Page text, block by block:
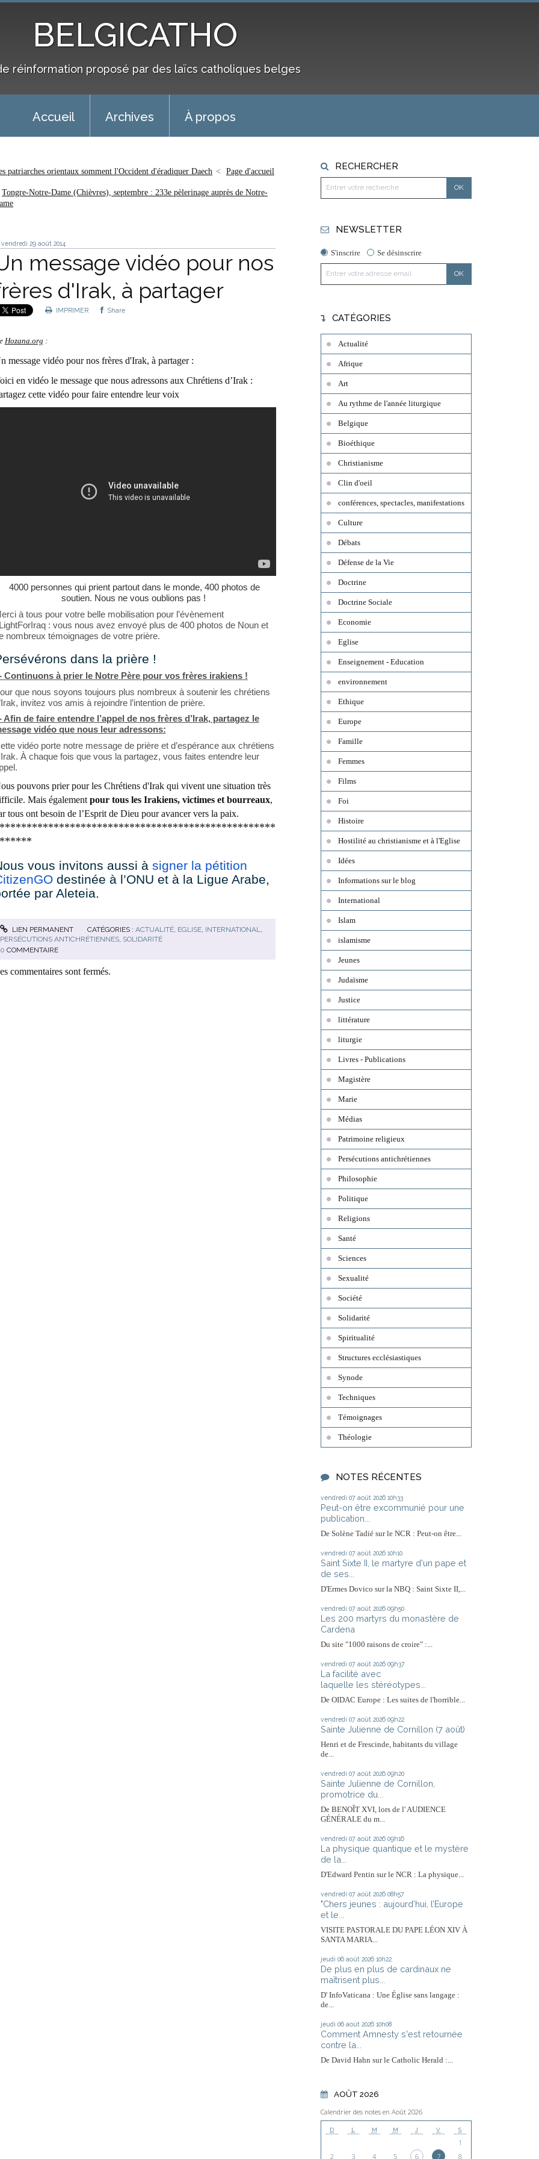
BELGICATHO
réinformation proposé par des laïcs catholiques belges
Accueil Archives À propos
patriarches orientaux somment l'Occident d'éradiquer Daech Page d'accueil
Tongre-Notre-Dame (Chièvres), septembre : 233e pèlerinage auprès de Notre-
vendredi 29 août 2014
message vidéo pour nos
d'Irak, à partager
IMPRIMER Share
Hozana.org :
message vidéo pour nos frères d'Irak, à partager :
en vidéo le message que nous adressons aux Chrétiens d’Irak :
cette vidéo pour faire entendre leur voix
4000 personnes qui prient partout dans le monde, 400 photos de
soutien. Nous ne vous oublions pas !
à tous pour votre belle mobilisation pour l’évènement
: vous nous avez envoyé plus de 400 photos de Noun et
nombreux témoignages de votre prière.
dans la prière !
Continuons à prier le Notre Père pour vos frères irakiens !
que nous soyons toujours plus nombreux à soutenir les chrétiens
invitez vos amis à rejoindre l’intention de prière.
Afin de faire entendre l’appel de nos frères d’Irak, partagez le
vidéo que nous leur adressons:
vidéo porte notre message de prière et d’espérance aux chrétiens
À chaque fois que vous la partagez, vous faites entendre leur
pouvons prier pour les Chrétiens d'Irak qui vivent une situation très
Mais également pour tous les Irakiens, victimes et bourreaux,
tous ont besoin de l’Esprit de Dieu pour avancer vers la paix.
vous invitons aussi à signer la pétition
destinée à l’ONU et à la Ligue Arabe,
par Aleteia.
LIEN PERMANENT CATÉGORIES :ACTUALITÉ EGLISE INTERNATIONAL
PERSÉCUTIONS ANTICHRÉTIENNES, SOLIDARITÉ
0 COMMENTAIRE
commentaires sont fermés.
RECHERCHER
NEWSLETTER
S'inscrire Se désinscrire
CATÉGORIES
Actualité
Afrique
Art
Au rythme de l'année liturgique
Belgique
Bioéthique
Christianisme
Clin d'oeil
conférences, spectacles, manifestations
Culture
Débats
Défense de la Vie
Doctrine
Doctrine Sociale
Economie
Eglise
Enseignement - Education
environnement
Ethique
Europe
Famille
Femmes
Films
Foi
Histoire
Hostilité au christianisme et à l'Eglise
Idées
Informations sur le blog
International
Islam
islamisme
Jeunes
Judaïsme
Justice
littérature
liturgie
Livres - Publications
Magistère
Marie
Médias
Patrimoine religieux
Persécutions antichrétiennes
Philosophie
Politique
Religions
Santé
Sciences
Sexualité
Société
Solidarité
Spiritualité
Structures ecclésiastiques
Synode
Techniques
Témoignages
Théologie
NOTES RÉCENTES
vendredi 07 août 2026 10h33
Peut-on être excommunié pour une
publication...
De Solène Tadié sur le NCR : Peut-on être...
vendredi 07 août 2026 10h10
Saint Sixte II, le martyre d'un pape et
de ses...
D'Ermes Dovico sur la NBQ : Saint Sixte II,...
vendredi 07 août 2026 09h50
Les 200 martyrs du monastère de
Cardena
Du site "1000 raisons de croire" :...
vendredi 07 août 2026 09h37
La facilité avec
laquelle les stéréotypes...
De OIDAC Europe : Les suites de l'horrible...
vendredi 07 août 2026 09h22
Sainte Julienne de Cornillon (7 août)
Henri et de Frescinde, habitants du village
de...
vendredi 07 août 2026 09h20
Sainte Julienne de Cornillon,
promotrice du...
De BENOÎT XVI, lors de l' AUDIENCE
GÉNÉRALE du m...
vendredi 07 août 2026 09h16
La physique quantique et le mystère
de la...
D'Edward Pentin sur le NCR : La physique...
vendredi 07 août 2026 08h57
"Chers jeunes : aujourd’hui, l’Europe
et le...
VISITE PASTORALE DU PAPE LÉON XIV À
SANTA MARIA...
jeudi 06 août 2026 10h22
De plus en plus de cardinaux ne
maîtrisent plus...
D' InfoVaticana : Une Église sans langage :
de...
jeudi 06 août 2026 10h08
Comment Amnesty s'est retournée
contre la...
De David Hahn sur le Catholic Herald :...
AOÛT 2026
Calendrier des notes en Août 2026
D L M M J V S
1
2
3 4 5 6 7 8